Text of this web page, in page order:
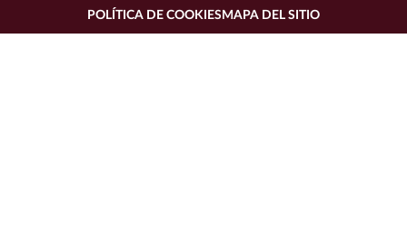
POLÍTICA DE COOKIESMAPA DEL SITIO